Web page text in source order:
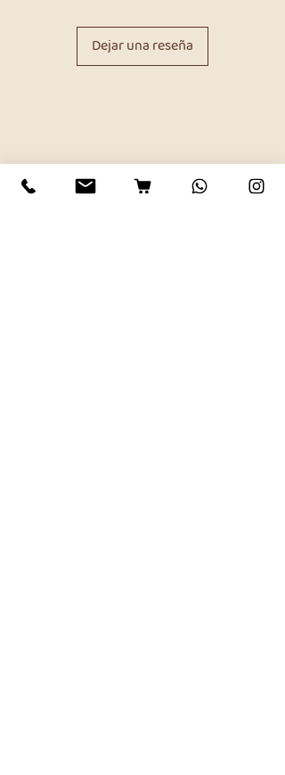
Dejar una reseña
Huerta